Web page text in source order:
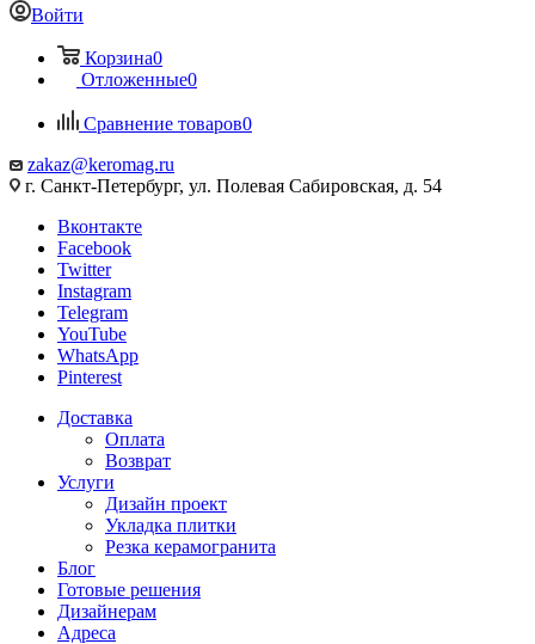
Войти
Корзина0
Отложенные0
Сравнение товаров0
zakaz@keromag.ru
г. Санкт-Петербург, ул. Полевая Сабировская, д. 54
Вконтакте
Facebook
Twitter
Instagram
Telegram
YouTube
WhatsApp
Pinterest
Доставка
Оплата
Возврат
Услуги
Дизайн проект
Укладка плитки
Резка керамогранита
Блог
Готовые решения
Дизайнерам
Адреса